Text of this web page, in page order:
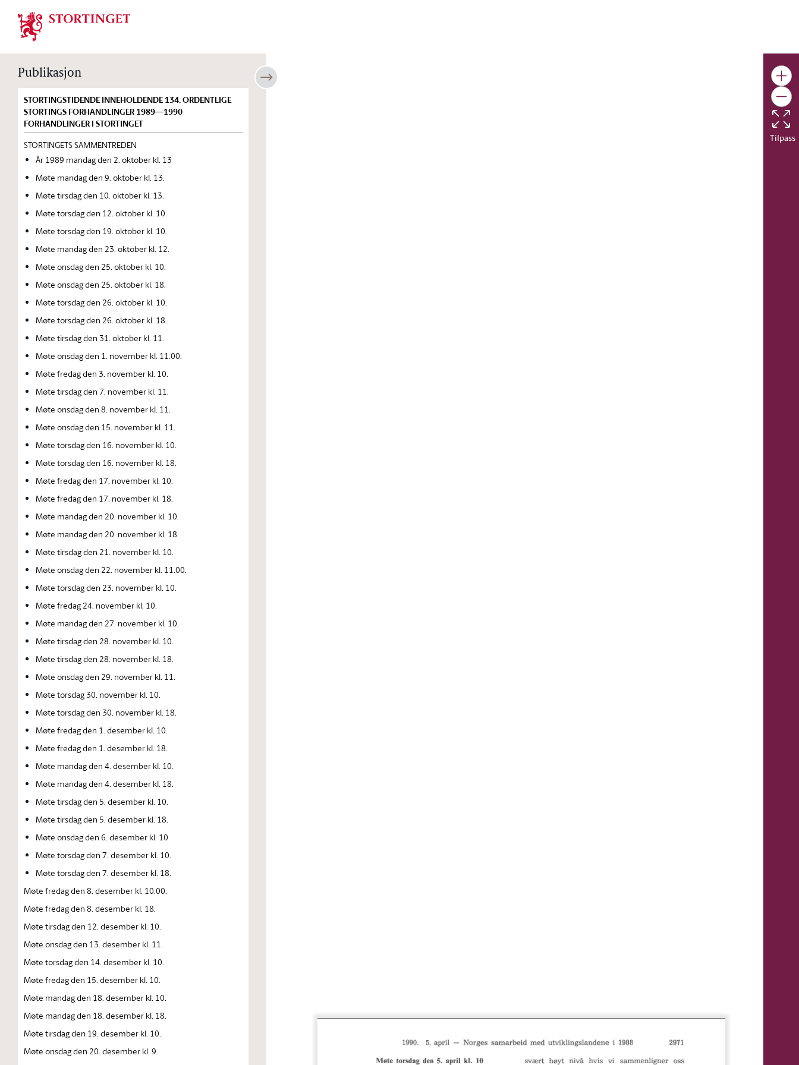
Stortinget.no
Publikasjon
STORTINGSTIDENDE INNEHOLDENDE 134. ORDENTLIGE
STORTINGS FORHANDLINGER 1989—1990
FORHANDLINGER I STORTINGET
STORTINGETS SAMMENTREDEN
År 1989 mandag den 2. oktober kl. 13
Møte mandag den 9. oktober kl. 13.
Møte tirsdag den 10. oktober kl. 13.
Møte torsdag den 12. oktober kl. 10.
Møte torsdag den 19. oktober kl. 10.
Møte mandag den 23. oktober kl. 12.
Møte onsdag den 25. oktober kl. 10.
Møte onsdag den 25. oktober kl. 18.
Møte torsdag den 26. oktober kl. 10.
Møte torsdag den 26. oktober kl. 18.
Møte tirsdag den 31. oktober kl. 11.
Møte onsdag den 1. november kl. 11.00.
Møte fredag den 3. november kl. 10.
Møte tirsdag den 7. november kl. 11.
Møte onsdag den 8. november kl. 11.
Møte onsdag den 15. november kl. 11.
Møte torsdag den 16. november kl. 10.
Møte torsdag den 16. november kl. 18.
Møte fredag den 17. november kl. 10.
Møte fredag den 17. november kl. 18.
Møte mandag den 20. november kl. 10.
Møte mandag den 20. november kl. 18.
Møte tirsdag den 21. november kl. 10.
Møte onsdag den 22. november kl. 11.00.
Møte torsdag den 23. november kl. 10.
Møte fredag 24. november kl. 10.
Møte mandag den 27. november kl. 10.
Møte tirsdag den 28. november kl. 10.
Møte tirsdag den 28. november kl. 18.
Møte onsdag den 29. november kl. 11.
Møte torsdag 30. november kl. 10.
Møte torsdag den 30. november kl. 18.
Møte fredag den 1. desember kl. 10.
Møte fredag den 1. desember kl. 18.
Møte mandag den 4. desember kl. 10.
Møte mandag den 4. desember kl. 18.
Møte tirsdag den 5. desember kl. 10.
Møte tirsdag den 5. desember kl. 18.
Møte onsdag den 6. desember kl. 10
Møte torsdag den 7. desember kl. 10.
Møte torsdag den 7. desember kl. 18.
Møte fredag den 8. desember kl. 10.00.
Møte fredag den 8. desember kl. 18.
Møte tirsdag den 12. desember kl. 10.
Møte onsdag den 13. desember kl. 11.
Møte torsdag den 14. desember kl. 10.
Møte fredag den 15. desember kl. 10.
Møte mandag den 18. desember kl. 10.
Møte mandag den 18. desember kl. 18.
Møte tirsdag den 19. desember kl. 10.
Møte onsdag den 20. desember kl. 9.